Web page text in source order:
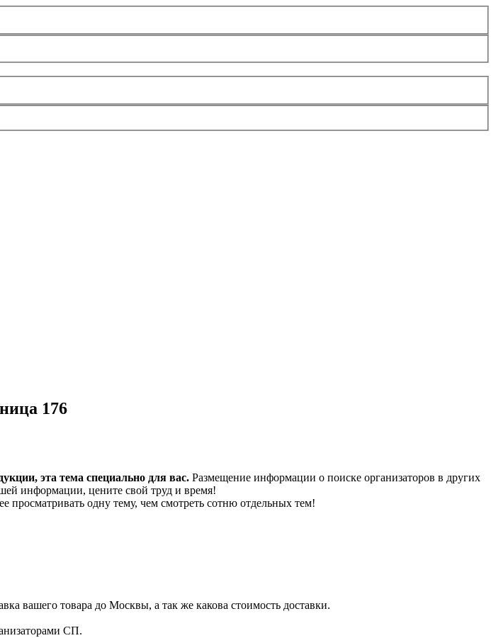
176
эта тема специально для вас. Размещение информации о поиске организаторов в других
информации, цените свой труд и время!
одну тему, чем смотреть сотню отдельных тем!
вашего товара до Москвы, а так же какова стоимость доставки.
СП.